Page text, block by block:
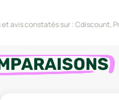
avis constatés sur :Cdiscount,